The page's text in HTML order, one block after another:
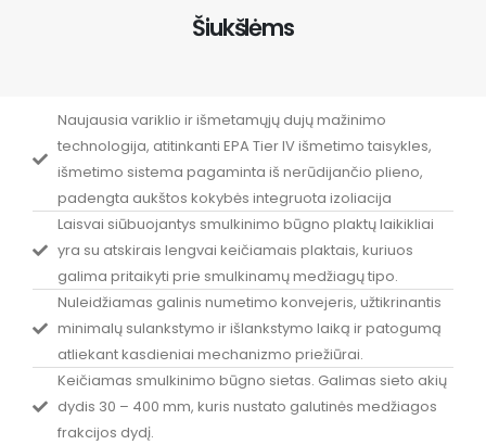
Šiukšlėms
Naujausia variklio ir išmetamųjų dujų mažinimo
technologija, atitinkanti EPA Tier IV išmetimo taisykles,
išmetimo sistema pagaminta iš nerūdijančio plieno,
padengta aukštos kokybės integruota izoliacija
Laisvai siūbuojantys smulkinimo būgno plaktų laikikliai
yra su atskirais lengvai keičiamais plaktais, kuriuos
galima pritaikyti prie smulkinamų medžiagų tipo.
Nuleidžiamas galinis numetimo konvejeris, užtikrinantis
minimalų sulankstymo ir išlankstymo laiką ir patogumą
atliekant kasdieniai mechanizmo priežiūrai.
Keičiamas smulkinimo būgno sietas. Galimas sieto akių
dydis 30 – 400 mm, kuris nustato galutinės medžiagos
frakcijos dydį.